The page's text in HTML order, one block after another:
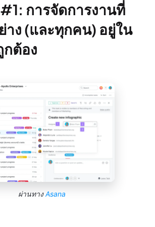
การจัดการงานที่
าง (และทุกคน) อยู่ใน
กต้อง
ผ่านทางAsana